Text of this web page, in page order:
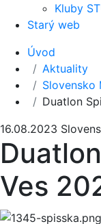
Kluby
Starý web
Úvod
Aktuality
Slovensko
Duatlon
16.08.2023
Ves